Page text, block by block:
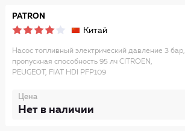
PATRON
Китай
Насос топливный электрический давление 3 бар,
пропускная способность 95 лч CITROEN,
PEUGEOT, FIAT HDI PFP109
Цена
Нет в наличии